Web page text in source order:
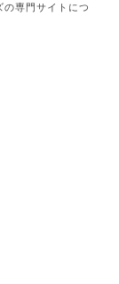
専門サイトにつ